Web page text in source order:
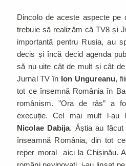
Dincolo de aceste aspecte pe
trebuie să realizăm că TV8 și
importantă pentru Rusia, au
decis și încă decid agenda
să nu uite cât de mult și cât
Jurnal TV în Ion Ungureanu,
tot ce însemnă România în
românism. ”Ora de râs” a
execuție. Cel mai mult l-au
Nicolae Dabija. Ăștia au
înseamnă România, din tot
reper moral aici la Chișinău.